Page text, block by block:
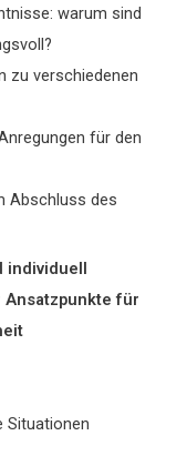
warum sind
zu verschiedenen
für den
Abschluss des
individuell
für
Situationen